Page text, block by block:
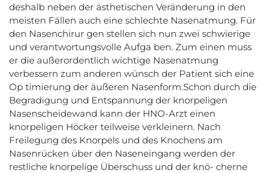
deshalb neben der ästhetischen Veränderung in den
meisten Fällen auch eine schlechte Nasenatmung. Für
den Nasenchirur gen stellen sich nun zwei schwierige
und verantwortungsvolle Aufga ben. Zum einen muss
er die außerordentlich wichtige Nasenatmung
verbessern zum anderen wünsch der Patient sich eine
Op timierung der äußeren Nasenform.Schon durch die
Begradigung und Entspannung der knorpeligen
Nasenscheidewand kann der HNO-Arzt einen
knorpeligen Höcker teilweise verkleinern. Nach
Freilegung des Knorpels und des Knochens am
Nasenrücken über den Naseneingang werden der
restliche knorpelige Überschuss und der knö- cherne